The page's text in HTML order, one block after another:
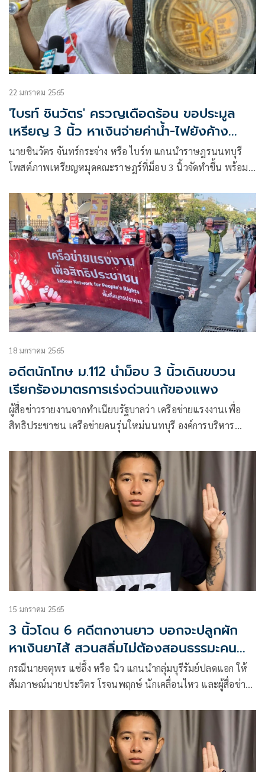
22 มกราคม 2565
'ไบรท์ ชินวัตร' ครวญเดือดร้อน ขอประมูล
เหรียญ 3 นิ้ว หาเงินจ่ายค่าน้ำ-ไฟยังค้าง
หลายพัน
นายชินวัตร จันทร์กระจ่าง หรือ ไบร์ท แกนนำราษฎรนนทบุรี
โพสต์ภาพเหรียญหมุดคณะราษฎร์ที่ม็อบ 3 นิ้วจัดทำขึ้น พร้อม
คณะราษฎร์เพื่อที่จะบรรเทา
18 มกราคม 2565
อดีตนักโทษ ม.112 นำม็อบ 3 นิ้วเดินขบวน
เรียกร้องมาตรการเร่งด่วนแก้ของแพง
ผู้สื่อข่าวรายงานจากทำเนียบรัฐบาลว่า เครือข่ายแรงงานเพื่อ
สิทธิประชาชน เครือข่ายคนรุ่นใหม่นนทบุรี องค์การบริหาร
24 มิถุนาประชาธิปไตย นำโดยนายสมยศ พฤกษาเกษมสุข
15 มกราคม 2565
3 นิ้วโดน 6 คดีตกงานยาว บอกจะปลูกผัก
หาเงินยาไส้ สวนสลิ่มไม่ต้องสอนธรรมะคน
ไม่มีศาสนา
กรณีนายจตุพร แซ่อึ้ง หรือ นิว แกนนำกลุ่มบุรีรัมย์ปลดแอก ให้
สัมภาษณ์นายประวิตร โรจนพฤกษ์ นักเคลื่อนไหว และผู้สื่อข่าว
ตำรวจแจ้งข้อกล่าวหากระทำผิดถึง 6 คดี